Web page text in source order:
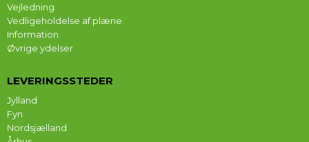
Vejledning
Vedligeholdelse af plæne
Information
Øvrige ydelser
LEVERINGSSTEDER
Jylland
Fyn
Nordsjælland